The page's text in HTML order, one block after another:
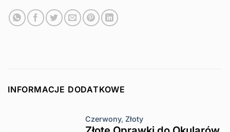
INFORMACJE DODATKOWE
Czerwony,Złoty